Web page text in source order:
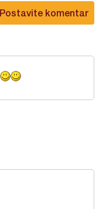
Postavite komentar